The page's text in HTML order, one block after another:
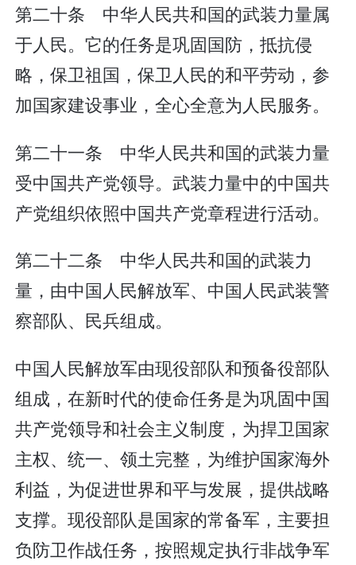
第二十条 中华人民共和国的武装力量属
于人民。它的任务是巩固国防，抵抗侵
略，保卫祖国，保卫人民的和平劳动，参
加国家建设事业，全心全意为人民服务。
第二十一条 中华人民共和国的武装力量
受中国共产党领导。武装力量中的中国共
产党组织依照中国共产党章程进行活动。
第二十二条 中华人民共和国的武装力
量，由中国人民解放军、中国人民武装警
察部队、民兵组成。
中国人民解放军由现役部队和预备役部队
组成，在新时代的使命任务是为巩固中国
共产党领导和社会主义制度，为捍卫国家
主权、统一、领土完整，为维护国家海外
利益，为促进世界和平与发展，提供战略
支撑。现役部队是国家的常备军，主要担
负防卫作战任务，按照规定执行非战争军